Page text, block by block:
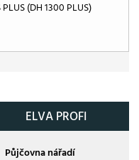
(DH 1300 PLUS)
ELVA PROFI
Půjčovna nářadí